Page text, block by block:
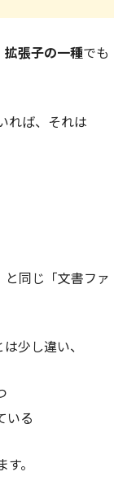
拡張子の一種でも
れば、それは
同じ「文書ファ
少し違い、
いる
。